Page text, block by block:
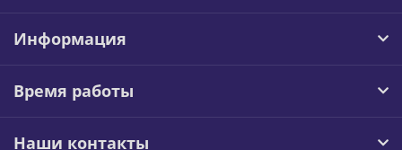
Информация
Время работы
Наши контакты